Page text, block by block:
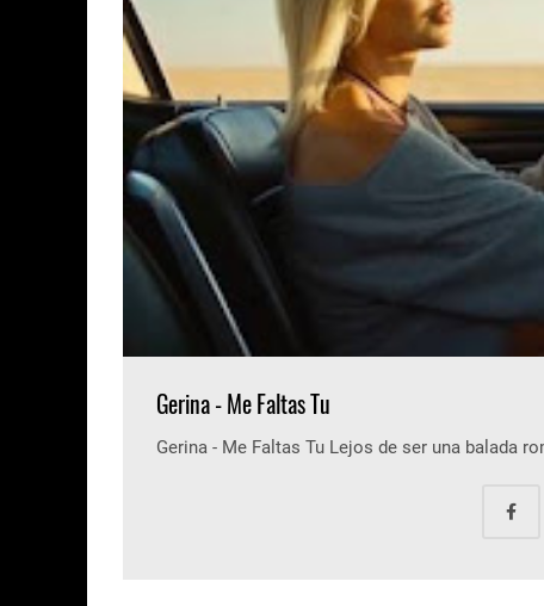
Gerina - Me Faltas Tu
Gerina - Me Faltas Tu Lejos de ser una balada